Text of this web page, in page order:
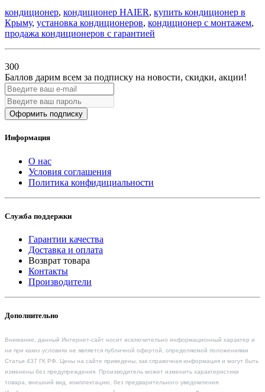
кондиционер, кондиционер HAIER, купить кондиционер в
Крыму, установка кондиционеров, кондиционер с монтажем,
продажа кондиционеров с гарантией
300
Баллов дарим всем за подписку на новости, скидки, акции!
Оформить подписку
Информация
О нас
Условия соглашения
Политика конфидициальности
Служба поддержки
Гарантии качества
Доставка и оплата
Возврат товара
Контакты
Производители
Дополнительно
Внимание, данный Интернет-сайт носит исключительно информационный характер и
ни при каких условиях не является публичной офертой, определяемой положениями
Статьи 437 ГК РФ. Цены на сайте приведены, как справочная информация и могут быть
изменены без предупреждения. Производитель может изменить характеристики
товара, внешний вид, комплектацию, без предварительного уведомления.